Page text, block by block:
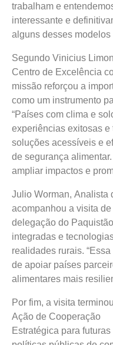
trabalham e
interessante e
alguns desses modelos
Segundo Vinicius
Centro de Excelência
missão reforçou a
como um instrumento
“Países com clima e
experiências exitosas
soluções acessíveis e
de segurança
ampliar impactos e
Julio Worman, Analista
acompanhou a visita
delegação do
integradas e
realidades rurais.
de apoiar países
alimentares mais
Por fim, a visita
Ação de Cooperação
Estratégica para